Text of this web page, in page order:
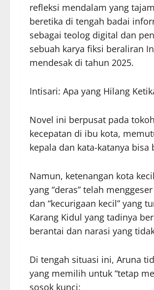
refleksi mendalam yang
beretika di tengah badai
sebagai teolog digital dan
sebuah karya fiksi beraliran
mendesak di tahun 2025.
Intisari: Apa yang Hilang
Novel ini berpusat pada
kecepatan di ibu kota,
kepala dan kata-katanya bisa
Namun, ketenangan kota
yang “deras” telah
dan “kecurigaan kecil” yang
Karang Kidul yang tadinya
berantai dan narasi yang
Di tengah situasi ini, Aruna
yang memilih untuk “tetap
sosok kunci: